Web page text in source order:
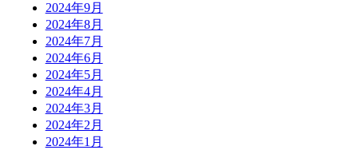
2024年9月
2024年8月
2024年7月
2024年6月
2024年5月
2024年4月
2024年3月
2024年2月
2024年1月